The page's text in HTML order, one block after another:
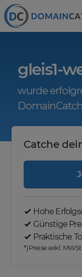
gleis1-
wurde
Catche
Hohe
Günstige
Praktische
*) Preise exkl.